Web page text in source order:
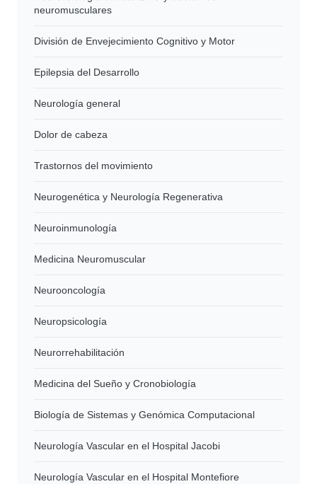
neuromusculares
División de Envejecimiento Cognitivo y Motor
Epilepsia del Desarrollo
Neurología general
Dolor de cabeza
Trastornos del movimiento
Neurogenética y Neurología Regenerativa
Neuroinmunología
Medicina Neuromuscular
Neurooncología
Neuropsicología
Neurorrehabilitación
Medicina del Sueño y Cronobiología
Biología de Sistemas y Genómica Computacional
Neurología Vascular en el Hospital Jacobi
Neurología Vascular en el Hospital Montefiore